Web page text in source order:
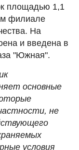
площадью 1,1
филиале
На
и введена в
"Южная".
основные
не
условия